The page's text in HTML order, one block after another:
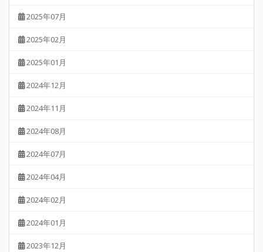
2025年07月
2025年02月
2025年01月
2024年12月
2024年11月
2024年08月
2024年07月
2024年04月
2024年02月
2024年01月
2023年12月